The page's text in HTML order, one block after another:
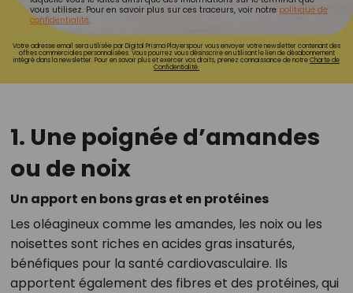
vous utilisez. Pour en savoir plus sur ces traceurs, voir notre politique de
confidentialité.
Votre adresse email sera utilisée par Digital Prisma Playerspour vous envoyer votre newsletter contenant des
offres commerciales personnalisées. Vous pourrez vous désinscrire en utilisant le lien de désabonnement
intégré dans la newsletter. Pour en savoir plus et exercer vos droits, prenez connaissance de notreCharte de
Confidentialité.
1. Une poignée d’amandes
ou de noix
Un apport en bons gras et en protéines
Les oléagineux comme les amandes, les noix ou les
noisettes sont riches en acides gras insaturés,
bénéfiques pour la santé cardiovasculaire. Ils
apportent également des fibres et des protéines, qui